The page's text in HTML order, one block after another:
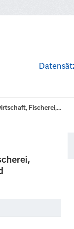
Fischerei,...